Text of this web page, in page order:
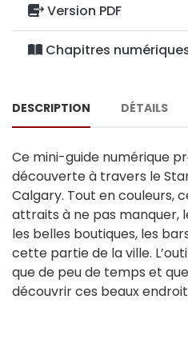
Version PDF
Chapitres
DESCRIPTION DÉTAILS
Ce mini-guide numérique
découverte à travers le
Calgary. Tout en couleurs,
attraits à ne pas manquer,
les belles boutiques, les
cette partie de la ville.
que de peu de temps et
découvrir ces beaux